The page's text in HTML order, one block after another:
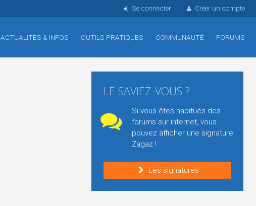
Se connecter Créer un compte
ACTUALITÉS & INFOS OUTILS PRATIQUES COMMUNAUTÉ FORUMS
LE SAVIEZ-VOUS ?
Si vous êtes habitués des
forums sur internet, vous
pouvez afficher une signature
Zagaz !
Les signatures